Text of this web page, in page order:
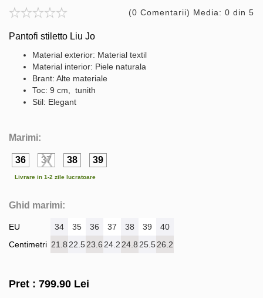
(0 Comentarii) Media: 0 din 5
Pantofi stiletto Liu Jo
Material exterior: Material textil
Material interior: Piele naturala
Brant: Alte materiale
Toc: 9 cm, tunith
Stil: Elegant
Marimi:
36 37 38 39
Livrare in 1-2 zile lucratoare
Ghid marimi:
EU
Centimetri
34 35 36 37 38 39
40
21.8 22.523.6 24.2 24.8 25.526.2
Pret : 799.90 Lei